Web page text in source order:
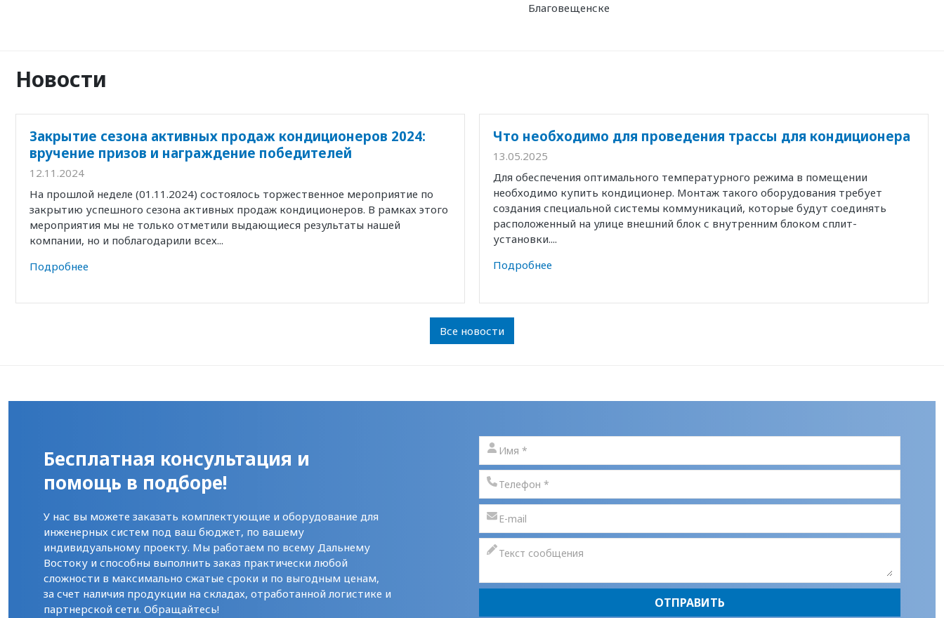
Благовещенске
Новости
Закрытие сезона активных продаж кондиционеров 2024:
вручение призов и награждение победителей
12.11.2024
На прошлой неделе (01.11.2024) состоялось торжественное мероприятие по
закрытию успешного сезона активных продаж кондиционеров. В рамках этого
мероприятия мы не только отметили выдающиеся результаты нашей
компании, но и поблагодарили всех...
Подробнее
Что необходимо для проведения трассы для кондиционера
13.05.2025
Для обеспечения оптимального температурного режима в помещении
необходимо купить кондиционер. Монтаж такого оборудования требует
создания специальной системы коммуникаций, которые будут соединять
расположенный на улице внешний блок с внутренним блоком сплит-
установки....
Подробнее
Все новости
Бесплатная консультация и
помощь в подборе!
У нас вы можете заказать комплектующие и оборудование для
инженерных систем под ваш бюджет, по вашему
индивидуальному проекту. Мы работаем по всему Дальнему
Востоку и способны выполнить заказ практически любой
сложности в максимально сжатые сроки и по выгодным ценам,
за счет наличия продукции на складах, отработанной логистике и
партнерской сети. Обращайтесь!
ОТПРАВИТЬ